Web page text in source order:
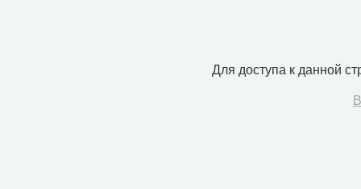
Для доступа к данной